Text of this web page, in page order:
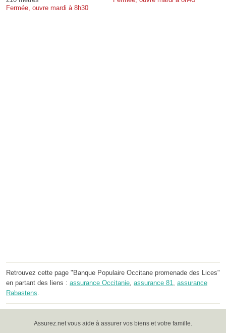
Fermée, ouvre mardi à 8h30
Retrouvez cette page "Banque Populaire Occitane promenade des Lices"
en partant des liens : assurance Occitanie assurance 81
assurance
Rabastens
Assurez.net vous aide à assurer vos biens et votre famille.